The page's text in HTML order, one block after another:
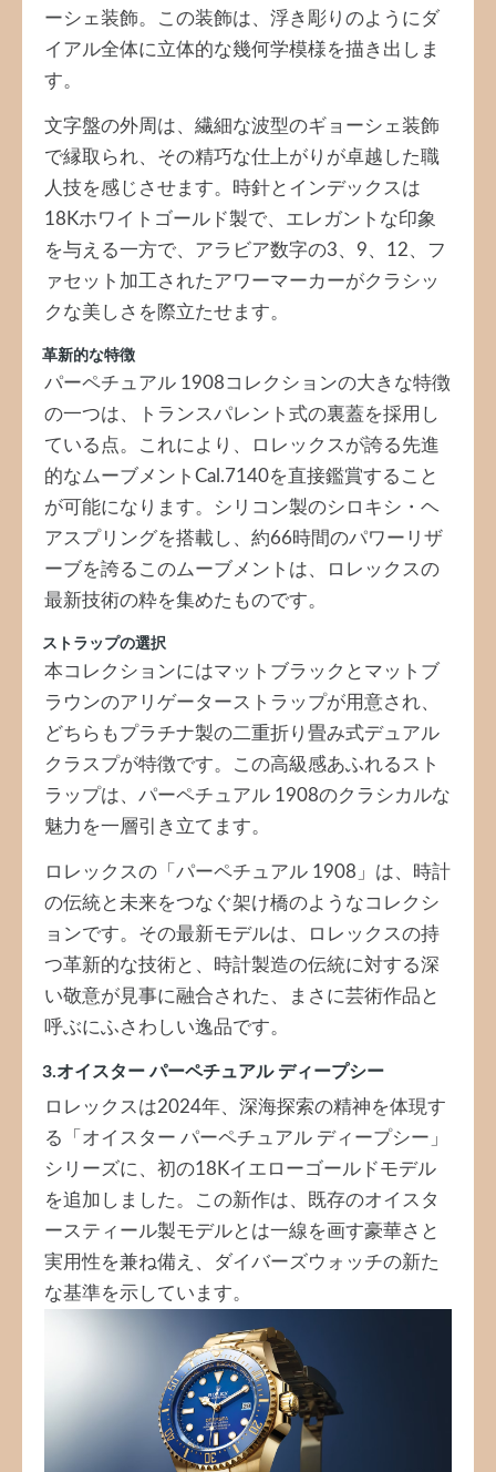
ーシェ装飾。この装飾は、浮き彫りのようにダ
イアル全体に立体的な幾何学模様を描き出しま
す。
文字盤の外周は、繊細な波型のギョーシェ装飾
で縁取られ、その精巧な仕上がりが卓越した職
人技を感じさせます。時針とインデックスは
18Kホワイトゴールド製で、エレガントな印象
を与える一方で、アラビア数字の3、9、12、フ
ァセット加工されたアワーマーカーがクラシッ
クな美しさを際立たせます。
革新的な特徴
パーペチュアル 1908コレクションの大きな特徴
の一つは、トランスパレント式の裏蓋を採用し
ている点。これにより、ロレックスが誇る先進
的なムーブメントCal.7140を直接鑑賞すること
が可能になります。シリコン製のシロキシ・ヘ
アスプリングを搭載し、約66時間のパワーリザ
ーブを誇るこのムーブメントは、ロレックスの
最新技術の粋を集めたものです。
ストラップの選択
本コレクションにはマットブラックとマットブ
ラウンのアリゲーターストラップが用意され、
どちらもプラチナ製の二重折り畳み式デュアル
クラスプが特徴です。この高級感あふれるスト
ラップは、パーペチュアル 1908のクラシカルな
魅力を一層引き立てます。
ロレックスの「パーペチュアル 1908」は、時計
の伝統と未来をつなぐ架け橋のようなコレクシ
ョンです。その最新モデルは、ロレックスの持
つ革新的な技術と、時計製造の伝統に対する深
い敬意が見事に融合された、まさに芸術作品と
呼ぶにふさわしい逸品です。
3.オイスター パーペチュアル ディープシー
ロレックスは2024年、深海探索の精神を体現す
る「オイスター パーペチュアル ディープシー」
シリーズに、初の18Kイエローゴールドモデル
を追加しました。この新作は、既存のオイスタ
ースティール製モデルとは一線を画す豪華さと
実用性を兼ね備え、ダイバーズウォッチの新た
な基準を示しています。